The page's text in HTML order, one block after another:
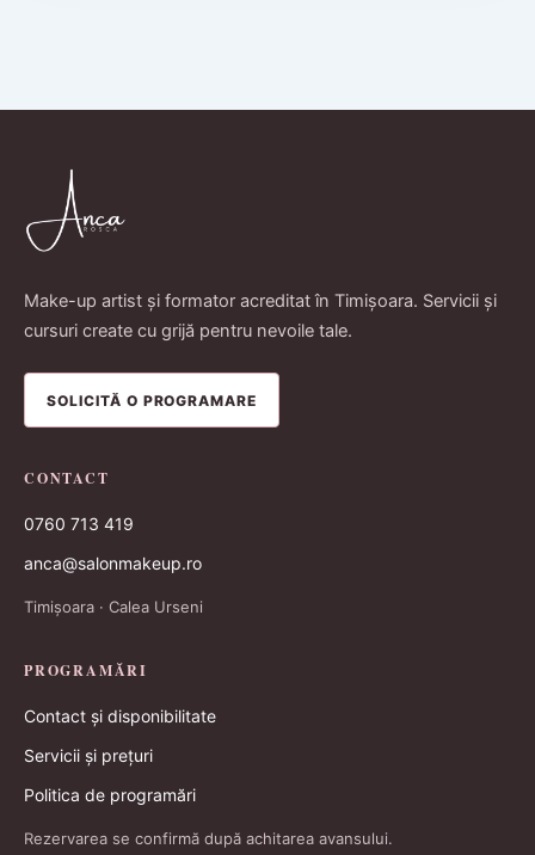
Make-up artist și formator acreditat în Timișoara. Servicii și
cursuri create cu grijă pentru nevoile tale.
SOLICITĂ O PROGRAMARE
CONTACT
0760 713 419
anca@salonmakeup.ro
Timișoara · Calea Urseni
PROGRAMĂRI
Contact și disponibilitate
Servicii și prețuri
Politica de programări
Rezervarea se confirmă după achitarea avansului.